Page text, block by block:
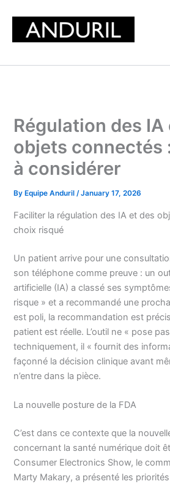
content
Régulation des IA
objets connectés
à considérer
By Equipe Anduril/January 17, 2026
Faciliter la régulation des IA et des
choix risqué
Un patient arrive pour une
son téléphone comme preuve : un
artificielle (IA) a classé ses
risque » et a recommandé une
est poli, la recommandation est
patient est réelle. L’outil ne « pose
techniquement, il « fournit des
façonné la décision clinique avant
n’entre dans la pièce.
La nouvelle posture de la FDA
C’est dans ce contexte que la
concernant la santé numérique doit
Consumer Electronics Show, le
Marty Makary, a présenté les priorités